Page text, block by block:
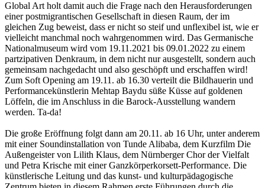
Global Art holt damit auch die Frage nach den Herausforderungen
einer postmigrantischen Gesellschaft in diesen Raum, der im
gleichen Zug beweist, dass er nicht so steif und unflexibel ist, wie er
vielleicht manchmal noch wahrgenommen wird. Das Germanische
Nationalmuseum wird vom 19.11.2021 bis 09.01.2022 zu einem
partzipativen Denkraum, in dem nicht nur ausgestellt, sondern auch
gemeinsam nachgedacht und also geschöpft und erschaffen wird!
Zum Soft Opening am 19.11. ab 16.30 verteilt die Bildhauerin und
Performancekünstlerin Mehtap Baydu süße Küsse auf goldenen
Löffeln, die im Anschluss in die Barock-Ausstellung wandern
werden. Ta-da!
Die große Eröffnung folgt dann am 20.11. ab 16 Uhr, unter anderem
mit einer Soundinstallation von Tunde Alibaba, dem Kurzfilm Die
Außengeister von Lilith Klaus, dem Nürnberger Chor der Vielfalt
und Petra Krische mit einer Ganzkörperkorsett-Performance. Die
künstlerische Leitung und das kunst- und kulturpädagogische